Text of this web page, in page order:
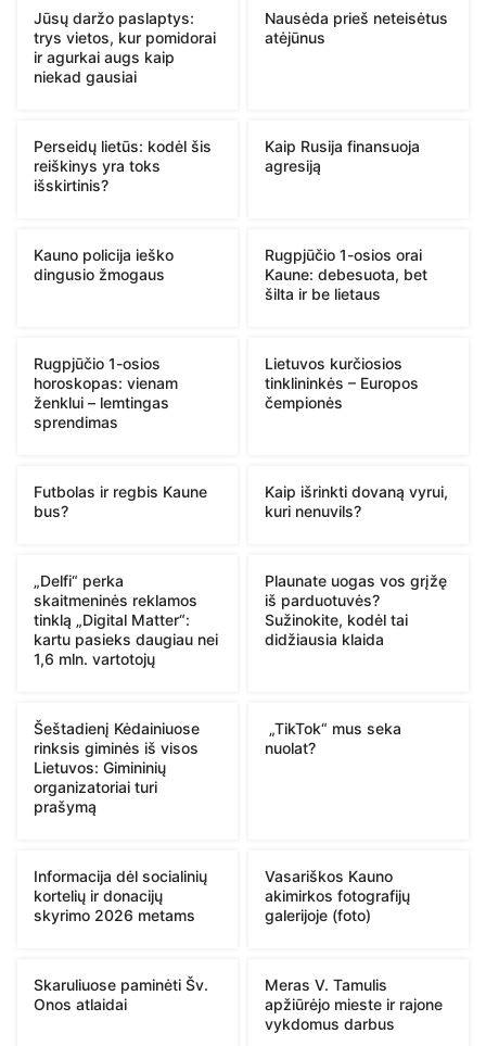
Jūsų daržo paslaptys:
trys vietos, kur pomidorai
ir agurkai augs kaip
niekad gausiai
Nausėda prieš neteisėtus
atėjūnus
Perseidų lietūs: kodėl šis
reiškinys yra toks
išskirtinis?
Kaip Rusija finansuoja
agresiją
Kauno policija ieško
dingusio žmogaus
Rugpjūčio 1-osios orai
Kaune: debesuota, bet
šilta ir be lietaus
Rugpjūčio 1-osios
horoskopas: vienam
ženklui – lemtingas
sprendimas
Lietuvos kurčiosios
tinklininkės – Europos
čempionės
Futbolas ir regbis Kaune
bus?
Kaip išrinkti dovaną vyrui,
kuri nenuvils?
„Delfi“ perka
skaitmeninės reklamos
tinklą „Digital Matter“:
kartu pasieks daugiau nei
1,6 mln. vartotojų
Plaunate uogas vos grįžę
iš parduotuvės?
Sužinokite, kodėl tai
didžiausia klaida
Šeštadienį Kėdainiuose
rinksis giminės iš visos
Lietuvos: Gimininių
organizatoriai turi
prašymą
„TikTok“ mus seka
nuolat?
Informacija dėl socialinių
kortelių ir donacijų
skyrimo 2026 metams
Vasariškos Kauno
akimirkos fotografijų
galerijoje (foto)
Skaruliuose paminėti Šv.
Onos atlaidai
Meras V. Tamulis
apžiūrėjo mieste ir rajone
vykdomus darbus